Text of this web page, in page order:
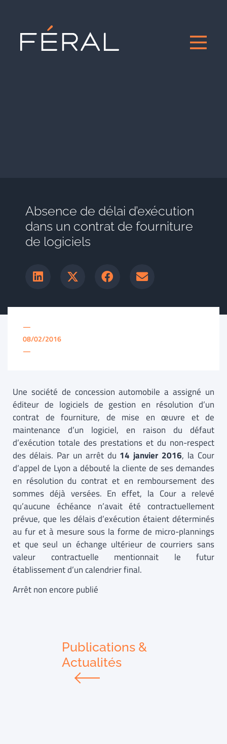
Absence de délai d’exécution
dans un contrat de fourniture
de logiciels
—
08/02/2016
—
Une société de concession automobile a assigné un
éditeur de logiciels de gestion en résolution d’un
contrat de fourniture, de mise en œuvre et de
maintenance d’un logiciel, en raison du défaut
d’exécution totale des prestations et du non-respect
des délais. Par un arrêt du 14 janvier 2016, la Cour
d’appel de Lyon a débouté la cliente de ses demandes
en résolution du contrat et en remboursement des
sommes déjà versées. En effet, la Cour a relevé
qu’aucune échéance n’avait été contractuellement
prévue, que les délais d’exécution étaient déterminés
au fur et à mesure sous la forme de micro-plannings
et que seul un échange ultérieur de courriers sans
valeur contractuelle mentionnait le futur
établissement d’un calendrier final.
Arrêt non encore publié
Publications &
Actualités